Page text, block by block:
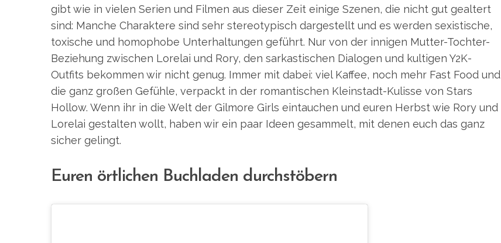
gibt wie in vielen Serien und Filmen aus dieser Zeit einige Szenen, die nicht gut gealtert
sind: Manche Charaktere sind sehr stereotypisch dargestellt und es werden sexistische,
toxische und homophobe Unterhaltungen geführt. Nur von der innigen Mutter-Tochter-
Beziehung zwischen Lorelai und Rory, den sarkastischen Dialogen und kultigen Y2K-
Outfits bekommen wir nicht genug. Immer mit dabei: viel Kaffee, noch mehr Fast Food und
die ganz großen Gefühle, verpackt in der romantischen Kleinstadt-Kulisse von Stars
Hollow. Wenn ihr in die Welt der Gilmore Girls eintauchen und euren Herbst wie Rory und
Lorelai gestalten wollt, haben wir ein paar Ideen gesammelt, mit denen euch das ganz
sicher gelingt.
Euren örtlichen Buchladen durchstöbern